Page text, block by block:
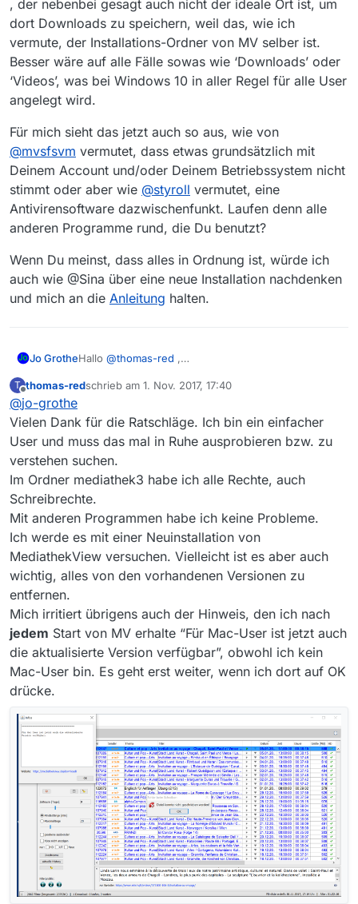
, der nebenbei gesagt auch nicht der ideale Ort ist, um
dort Downloads zu speichern, weil das, wie ich
vermute, der Installations-Ordner von MV selber ist.
Besser wäre auf alle Fälle sowas wie ‘Downloads’ oder
‘Videos’, was bei Windows 10 in aller Regel für alle User
angelegt wird.
Für mich sieht das jetzt auch so aus, wie von
@mvsfsvm vermutet, dass etwas grundsätzlich mit
Deinem Account und/oder Deinem Betriebssystem nicht
stimmt oder aber wie @styroll vermutet, eine
Antivirensoftware dazwischenfunkt. Laufen denn alle
anderen Programme rund, die Du benutzt?
Wenn Du meinst, dass alles in Ordnung ist, würde ich
auch wie @Sina über eine neue Installation nachdenken
und mich an die Anleitung halten.
Jo GrotheHallo @thomas-red ,
gehen lassen.
Wie @Sina ja schon richtig bemerkt hat
“Fehler beim Schreiben. Datei konnte nicht
geschrieben werden!”
Ich bekomme dies nach Laden der Filmliste
angezeigt.
, hast Du beim Programmstart schon Probleme, also
keine Schreibrechte auf den versteckten Ordner
Den Pfad vermute ich, falls Du als der User ‘User’
angemeldet bist. Siehe auch die Bemerkungen von
@ mvsfsvm.
Beim Speichern der Filme scheinst Du mit allen
Ordnern, die Du ausprobiert hast, Probleme zu
haben, aber auch mit
C:\Users\User\MediathekView
, der nebenbei gesagt auch nicht der ideale Ort ist,
vermute, der Installations-Ordner von MV selber ist.
oder ‘Videos’, was bei Windows 10 in aller Regel für
alle User angelegt wird.
Für mich sieht das jetzt auch so aus, wie von
@ mvsfsvmvermutet, dass etwas grundsätzlich mit
Deinem Account und/oder Deinem Betriebssystem
Antivirensoftware dazwischenfunkt. Laufen denn
Wenn Du meinst, dass alles in Ordnung ist, würde
nachdenken und mich an die Anleitunghalten.
T
Offline
thomas-redschrieb am 1. Nov. 2017, 17:40
zuletzt editiert von
@jo-grothe
Vielen Dank für die Ratschläge. Ich bin ein einfacher
User und muss das mal in Ruhe ausprobieren bzw. zu
verstehen suchen.
Im Ordner mediathek3 habe ich alle Rechte, auch
Schreibrechte.
Mit anderen Programmen habe ich keine Probleme.
Ich werde es mit einer Neuinstallation von
MediathekView versuchen. Vielleicht ist es aber auch
wichtig, alles von den vorhandenen Versionen zu
entfernen.
Mich irritiert übrigens auch der Hinweis, den ich nach
jedem Start von MV erhalte “Für Mac-User ist jetzt auch
die aktualisierte Version verfügbar”, obwohl ich kein
Mac-User bin. Es geht erst weiter, wenn ich dort auf OK
drücke.